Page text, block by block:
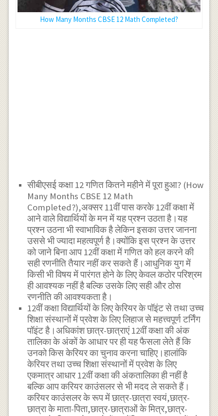
How Many Months CBSE 12 Math Completed?
सीबीएसई कक्षा 12 गणित कितने महीने में पूरा हुआ? (How
Many Months CBSE 12 Math
Completed?),अक्सर 11वीं पास करके 12वीं कक्षा में
आने वाले विद्यार्थियों के मन में यह प्रश्न उठता है।यह
प्रश्न उठना भी स्वाभाविक है लेकिन इसका उत्तर जानना
उससे भी ज्यादा महत्वपूर्ण है।क्योंकि इस प्रश्न के उत्तर
को जाने बिना आप 12वीं कक्षा में गणित को हल करने की
सही रणनीति तैयार नहीं कर सकते हैं।आधुनिक युग में
किसी भी विषय में पारंगत होने के लिए केवल कठोर परिश्रम
ही आवश्यक नहीं है बल्कि उसके लिए सही और ठोस
रणनीति की आवश्यकता है।
12वीं कक्षा विद्यार्थियों के लिए केरियर के पॉइंट से तथा उच्च
शिक्षा संस्थानों में प्रवेश के लिए लिहाज से महत्त्वपूर्ण टर्निंग
पॉइंट है।अधिकांश छात्र-छात्राएं 12वीं कक्षा की अंक
तालिका के अंकों के आधार पर ही यह फैसला लेते हैं कि
उनको किस केरियर का चुनाव करना चाहिए।हालांकि
केरियर तथा उच्च शिक्षा संस्थानों में प्रवेश के लिए
एकमात्र आधार 12वीं कक्षा की अंकतालिका ही नहीं है
बल्कि आप करियर काउंसलर से भी मदद ले सकते हैं।
करियर काउंसलर के रूप में छात्र-छात्रा स्वयं,छात्र-
छात्रा के माता-पिता,छात्र-छात्राओं के मित्र,छात्र-